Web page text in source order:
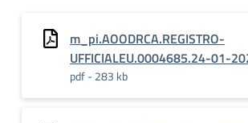
m_pi.AOODRCA.REGISTRO-
UFFICIALEU.0004685.24-01-
pdf - 283 kb